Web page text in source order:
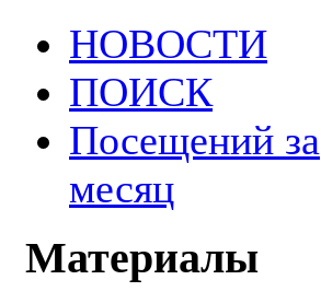
НОВОСТИ
ПОИСК
Посещений за
месяц
Материалы